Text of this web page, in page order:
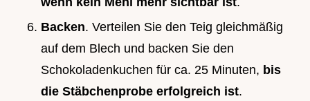
Backen. Verteilen Sie den Teig gleichmäßig
auf dem Blech und backen Sie den
Schokoladenkuchen für ca. 25 Minuten, bis
die Stäbchenprobe erfolgreich ist.